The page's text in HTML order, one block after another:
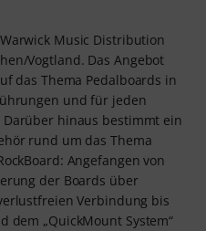
Music Distribution
Vogtland. Das Angebot
das Thema Pedalboards in
und für jeden
Darüber hinaus bestimmt ein
rund um das Thema
Angefangen von
der Boards über
Verbindung bis
dem „QuickMount System“